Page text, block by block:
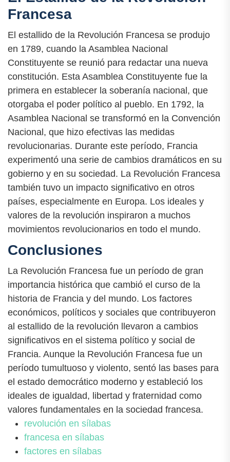
Francesa
El estallido de la Revolución Francesa se produjo
en 1789, cuando la Asamblea Nacional
Constituyente se reunió para redactar una nueva
constitución. Esta Asamblea Constituyente fue la
primera en establecer la soberanía nacional, que
otorgaba el poder político al pueblo. En 1792, la
Asamblea Nacional se transformó en la Convención
Nacional, que hizo efectivas las medidas
revolucionarias. Durante este período, Francia
experimentó una serie de cambios dramáticos en su
gobierno y en su sociedad. La Revolución Francesa
también tuvo un impacto significativo en otros
países, especialmente en Europa. Los ideales y
valores de la revolución inspiraron a muchos
movimientos revolucionarios en todo el mundo.
Conclusiones
La Revolución Francesa fue un período de gran
importancia histórica que cambió el curso de la
historia de Francia y del mundo. Los factores
económicos, políticos y sociales que contribuyeron
al estallido de la revolución llevaron a cambios
significativos en el sistema político y social de
Francia. Aunque la Revolución Francesa fue un
período tumultuoso y violento, sentó las bases para
el estado democrático moderno y estableció los
ideales de igualdad, libertad y fraternidad como
valores fundamentales en la sociedad francesa.
revolución en sílabas
francesa en sílabas
factores en sílabas